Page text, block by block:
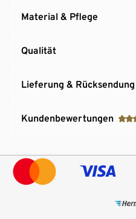
Material & Pflege
Qualität
Lieferung & Rücksendung
Kundenbewertungen